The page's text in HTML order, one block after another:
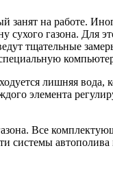
занят на работе.
сухого газона. Для
тщательные
лишняя вода,
элемента
Все
системы